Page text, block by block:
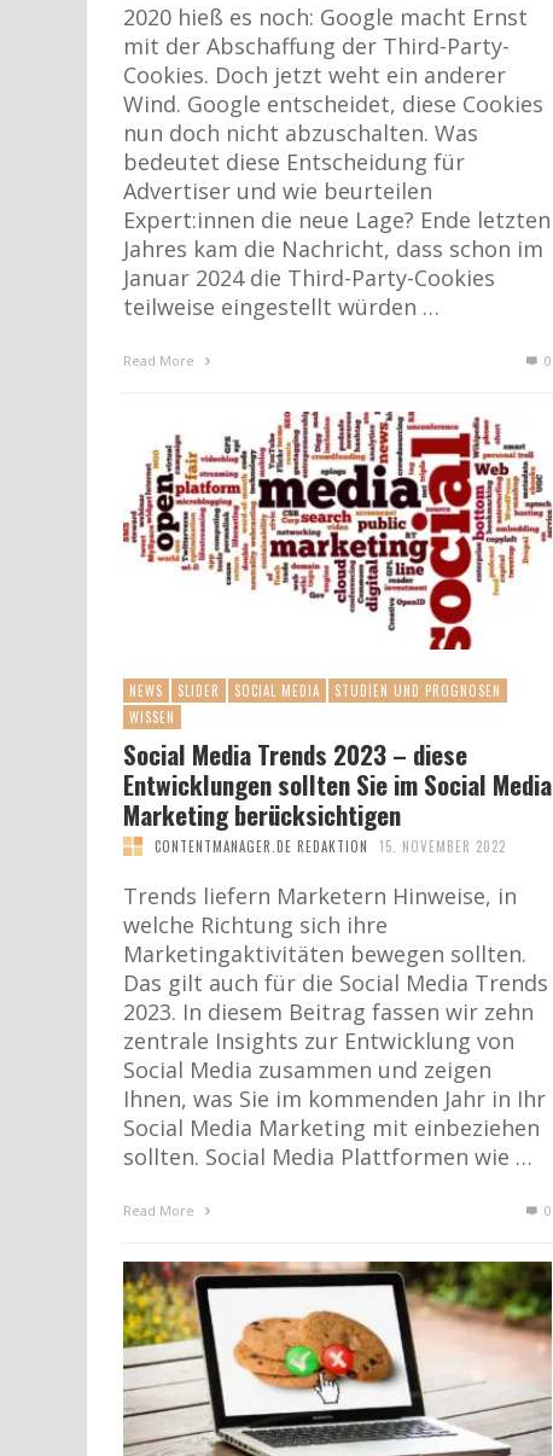
2020 hieß es noch: Google macht Ernst
mit der Abschaffung der Third-Party-
Cookies. Doch jetzt weht ein anderer
Wind. Google entscheidet, diese Cookies
nun doch nicht abzuschalten. Was
bedeutet diese Entscheidung für
Advertiser und wie beurteilen
Expert:innen die neue Lage? Ende letzten
Jahres kam die Nachricht, dass schon im
Januar 2024 die Third-Party-Cookies
teilweise eingestellt würden …
Read More 0
NEWS SLIDER SOCIAL MEDIA
STUDIEN UND PROGNOSEN
WISSEN
Social Media Trends 2023 – diese
Entwicklungen sollten Sie im Social Media
Marketing berücksichtigen
CONTENTMANAGER.DE REDAKTION 15. NOVEMBER 2022
Trends liefern Marketern Hinweise, in
welche Richtung sich ihre
Marketingaktivitäten bewegen sollten.
Das gilt auch für die Social Media Trends
2023. In diesem Beitrag fassen wir zehn
zentrale Insights zur Entwicklung von
Social Media zusammen und zeigen
Ihnen, was Sie im kommenden Jahr in Ihr
Social Media Marketing mit einbeziehen
sollten. Social Media Plattformen wie …
Read More 0